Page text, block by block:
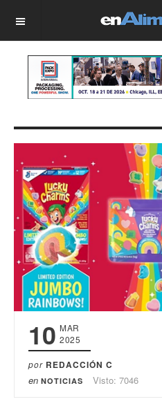
OFF CANVAS
10 MAR
2025
por REDACCIÓN C
en NOTICIAS Visto: 7046